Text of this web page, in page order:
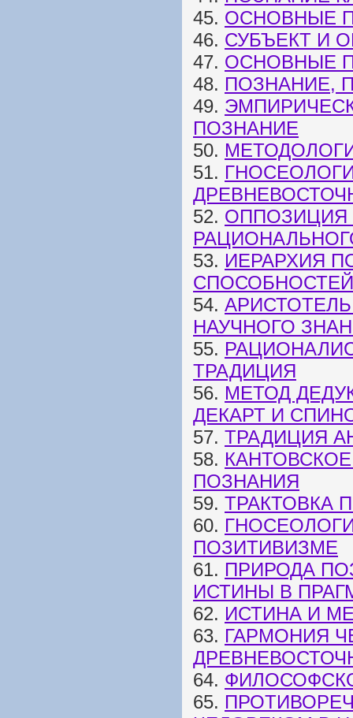
45. ОСНОВНЫЕ
46. СУБЪЕКТ И
47. ОСНОВНЫЕ
48. ПОЗНАНИЕ,
49.
ПОЗНАНИЕ
50.
51.
52. ОППОЗИЦИЯ
53. ИЕРАРХИЯ
54.
НАУЧНОГО
55.
ТРАДИЦИЯ
56. МЕТОД
ДЕКАРТ И
57. ТРАДИЦИЯ
58.
ПОЗНАНИЯ
59. ТРАКТОВКА
60.
ПОЗИТИВИЗМЕ
61. ПРИРОДА
ИСТИНЫ В
62. ИСТИНА И
63. ГАРМОНИЯ
64.
65.